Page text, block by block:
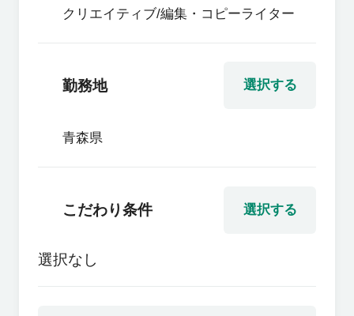
クリエイティブ/編集・コピーライター
選択する
勤務地
青森県
選択する
こだわり条件
選択なし